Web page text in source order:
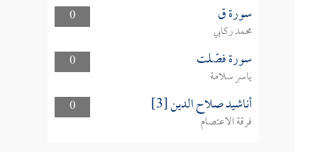
0
سورة ق
محمد ركابي
0
سورة فصّلت
ياسر سلامة
0
أناشيد صلاح الدين [3]
فرقة الاعتصام